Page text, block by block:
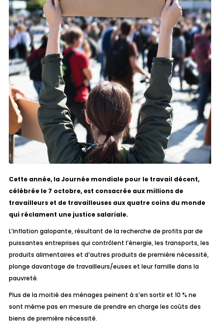
Cette année, la Journée mondiale pour le travail décent,
célébrée le 7 octobre, est consacrée aux millions de
travailleurs et de travailleuses aux quatre coins du monde
qui réclament une justice salariale.
L’inflation galopante, résultant de la recherche de profits par de
puissantes entreprises qui contrôlent l’énergie, les transports, les
produits alimentaires et d’autres produits de première nécessité,
plonge davantage de travailleurs/euses et leur famille dans la
pauvreté.
Plus de la moitié des ménages peinent à s’en sortir et 10 % ne
sont même pas en mesure de prendre en charge les coûts des
biens de première nécessité.